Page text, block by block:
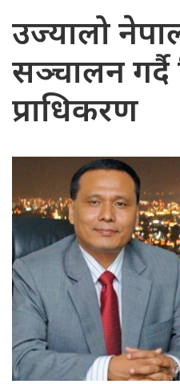
उज्यालो
सञ्चालन गर्दै
प्राधिकरण